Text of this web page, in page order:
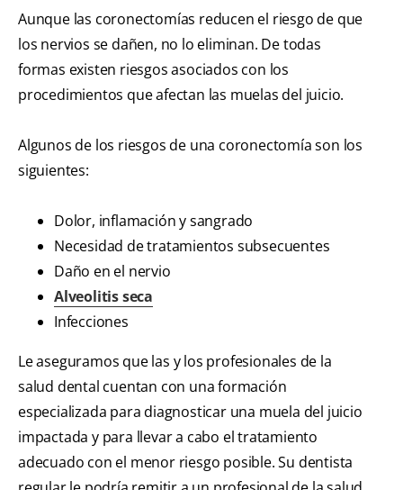
Aunque las coronectomías reducen el riesgo de que
los nervios se dañen, no lo eliminan. De todas
formas existen riesgos asociados con los
procedimientos que afectan las muelas del juicio.
Algunos de los riesgos de una coronectomía son los
siguientes:
Dolor, inflamación y sangrado
Necesidad de tratamientos subsecuentes
Daño en el nervio
Alveolitis seca
Infecciones
Le aseguramos que las y los profesionales de la
salud dental cuentan con una formación
especializada para diagnosticar una muela del juicio
impactada y para llevar a cabo el tratamiento
adecuado con el menor riesgo posible. Su dentista